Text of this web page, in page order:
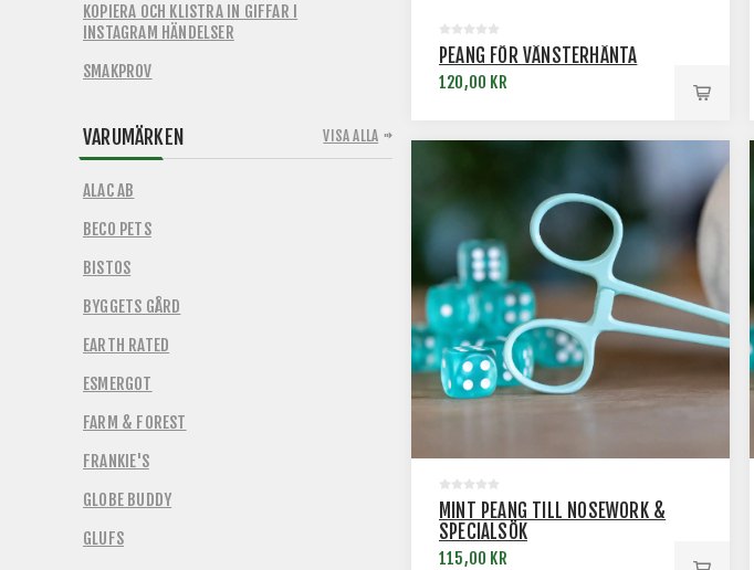
PEANG FÖR VÄNSTERHÄNTA
120,00 KR
MINT PEANG TILL NOSEWORK &
SPECIALSÖK
115,00 KR
KOPIERA OCH KLISTRA IN GIFFAR I
INSTAGRAM HÄNDELSER
SMAKPROV
VARUMÄRKEN
ALAC AB
BECO PETS
BISTOS
BYGGETS GÅRD
EARTH RATED
ESMERGOT
FARM & FOREST
FRANKIE'S
GLOBE BUDDY
GLUFS
VISA ALLA